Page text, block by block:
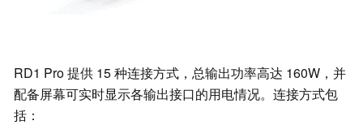
RD1 Pro 提供 15 种连接方式，总输出功率高达 160W，并
配备屏幕可实时显示各输出接口的用电情况。连接方式包
括：